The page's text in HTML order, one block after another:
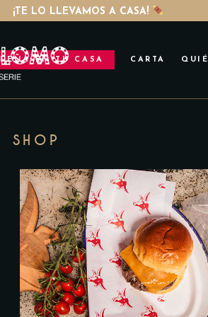
¡TE LO LLEVAMOS A CASA!
LEÑA EN TU CASA CARTA
SHOP